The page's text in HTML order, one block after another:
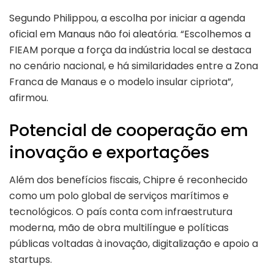
Segundo Philippou, a escolha por iniciar a agenda
oficial em Manaus não foi aleatória. “Escolhemos a
FIEAM porque a força da indústria local se destaca
no cenário nacional, e há similaridades entre a Zona
Franca de Manaus e o modelo insular cipriota”,
afirmou.
Potencial de cooperação em
inovação e exportações
Além dos benefícios fiscais, Chipre é reconhecido
como um polo global de serviços marítimos e
tecnológicos. O país conta com infraestrutura
moderna, mão de obra multilíngue e políticas
públicas voltadas à inovação, digitalização e apoio a
startups.